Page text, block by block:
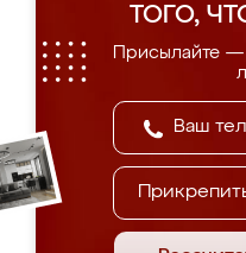
ТОГО,
Присылайте